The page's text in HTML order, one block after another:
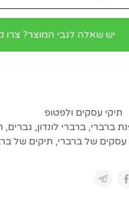
יש שאלה לגבי המוצר? צרו
תיקי עסקים ולפטופ
ברברי, ברברי לונדון, גברים,
עסקים של ברברי, תיקים של